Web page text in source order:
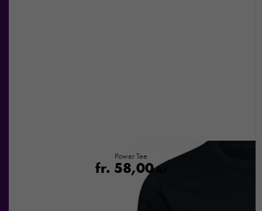
Power Tee
fr. 58,00kr